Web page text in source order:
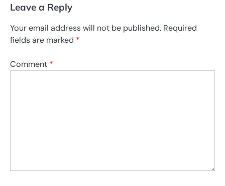
Leave a Reply
Your email address will not be published. Required
fields are marked *
Comment *